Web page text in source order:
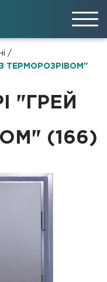
/
ТЕРМОРОЗРІВОМ"
"ГРЕЙ
(166)